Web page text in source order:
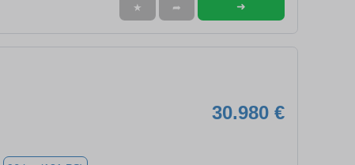
★ ➦ ➜
30.980 €